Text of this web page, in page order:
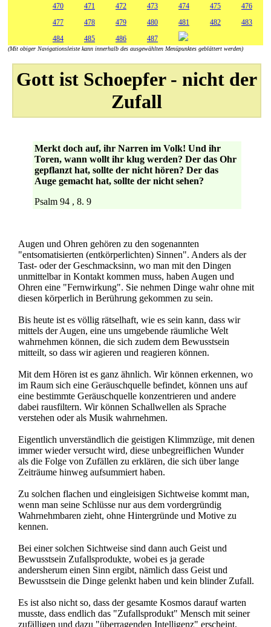
470
471 472 473 474 475
476
477
478 479 480 481 482
483
484
485 486 487
(Mit obiger Navigationsleiste kann innerhalb des ausgewählten Menüpunktes geblättert werden)
Gott ist Schoepfer - nicht der
Zufall
Merkt doch auf, ihr Narren im Volk! Und ihr
Toren, wann wollt ihr klug werden? Der das Ohr
gepflanzt hat, sollte der nicht hören? Der das
Auge gemacht hat, sollte der nicht sehen?
Psalm 94 , 8. 9
Augen und Ohren gehören zu den sogenannten
"entsomatisierten (entkörperlichten) Sinnen". Anders als der
Tast- oder der Geschmacksinn, wo man mit den Dingen
unmittelbar in Kontakt kommen muss, haben Augen und
Ohren eine "Fernwirkung". Sie nehmen Dinge wahr ohne mit
diesen körperlich in Berührung gekommen zu sein.
Bis heute ist es völlig rätselhaft, wie es sein kann, dass wir
mittels der Augen, eine uns umgebende räumliche Welt
wahrnehmen können, die sich zudem dem Bewusstsein
mitteilt, so dass wir agieren und reagieren können.
Mit dem Hören ist es ganz ähnlich. Wir können erkennen, wo
im Raum sich eine Geräuschquelle befindet, können uns auf
eine bestimmte Geräuschquelle konzentrieren und andere
dabei rausfiltern. Wir können Schallwellen als Sprache
verstehen oder als Musik wahrnehmen.
Eigentlich unverständlich die geistigen Klimmzüge, mit denen
immer wieder versucht wird, diese unbegreiflichen Wunder
als die Folge von Zufällen zu erklären, die sich über lange
Zeiträume hinweg aufsummiert haben.
Zu solchen flachen und eingleisigen Sichtweise kommt man,
wenn man seine Schlüsse nur aus dem vordergründig
Wahrnehmbaren zieht, ohne Hintergründe und Motive zu
kennen.
Bei einer solchen Sichtweise sind dann auch Geist und
Bewusstsein Zufallsprodukte, wobei es ja gerade
andersherum einen Sinn ergibt, nämlich dass Geist und
Bewusstsein die Dinge gelenkt haben und kein blinder Zufall.
Es ist also nicht so, dass der gesamte Kosmos darauf warten
musste, dass endlich das "Zufallsprodukt" Mensch mit seiner
zufälligen und dazu "überragenden Intelligenz" erscheint,